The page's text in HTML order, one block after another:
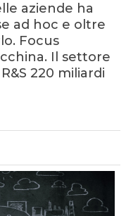
aziende ha
ad hoc e oltre
Focus
Il settore
220 miliardi